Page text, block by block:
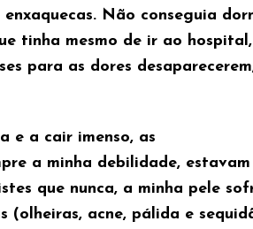
Não conseguia
tinha mesmo de ir ao hospital,
para as dores
e a cair imenso, as
a minha debilidade,
que nunca, a minha pele
(olheiras, acne, pálida e